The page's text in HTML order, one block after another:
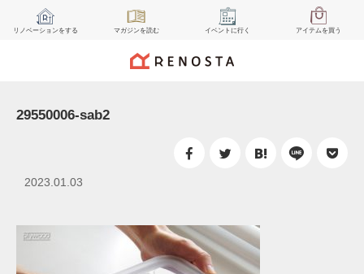
リノベーションをする マガジンを読む イベント に行く アイテムを買う
29550006-sab2
2023.01.03